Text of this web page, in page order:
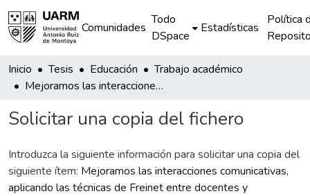
Comunidades
Todo
DSpace
Estadísticas
Política
Inicio Tesis Educación
Trabajo académico
Mejoramos las interacciones comunicativas, aplicando las técnicas de Freinet entre docentes y estudiantes del V ciclo de la escuela rural N° 52219
Solicitar una copia del fichero
Introduzca la siguiente información para solicitar una copia del
siguiente ítem: Mejoramos las interacciones comunicativas,
aplicando las técnicas de Freinet entre docentes y